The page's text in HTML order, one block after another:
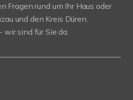
Fragen rund um Ihr Haus oder
und den Kreis Düren.
sind für Sie da.